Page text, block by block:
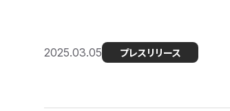
2025.03.05 プレスリリース